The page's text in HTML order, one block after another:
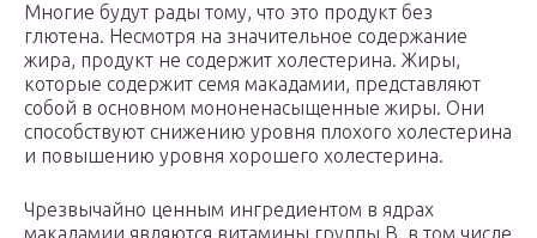
Многие будут рады тому, что это продукт без
глютена. Несмотря на значительное содержание
жира, продукт не содержит холестерина. Жиры,
которые содержит семя макадамии, представляют
собой в основном мононенасыщенные жиры. Они
способствуют снижению уровня плохого холестерина
и повышению уровня хорошего холестерина.
Чрезвычайно ценным ингредиентом в ядрах
макадамии являются витамины группы В, в том числе